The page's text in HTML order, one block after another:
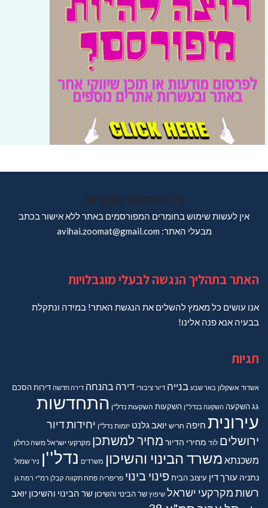
כל הזכויות שמורות
אין לעשות שימוש בחומרים המפורסמים באתר ללא אישור בכתב
מבעלי האתר: avihai.zoomat@gmail.com
האתר בתהליך הנגשה לבעלי מוגבלויות
אנו עושים כל מאמץ להשלים את הנגשת האתר! במידה ונתקלת
בבעיה אנא פנה אלינו!
תגיות
אשדוד אשקלון באר שבע בנייה דיור ציבורי דירה בהנחה דירה חדשה דירותהסכם
גגהשקעה השקעה בנדל"ן השקעות השקעות נדל"ן התחדשות
עירונית חיפה חריש יואב גלנט יזמות נדל"ן יחידות דיור
ירושלים לוד מחירי הדיור מחיר למשתכן מקרקעי ישראל משה כחלון
משכנתא משרד הבינוי והשיכון משרדים נדל''ן ניר שמול
נתניה עורך דין עיצוב הבית פינוי בינוי פריפריה פתח תקווה קבלן רמ"י רמת גן
רשות מקרקעי ישראל שיפוץ שר הבינוי והשיכון שר הבינוי והשיכון יואב